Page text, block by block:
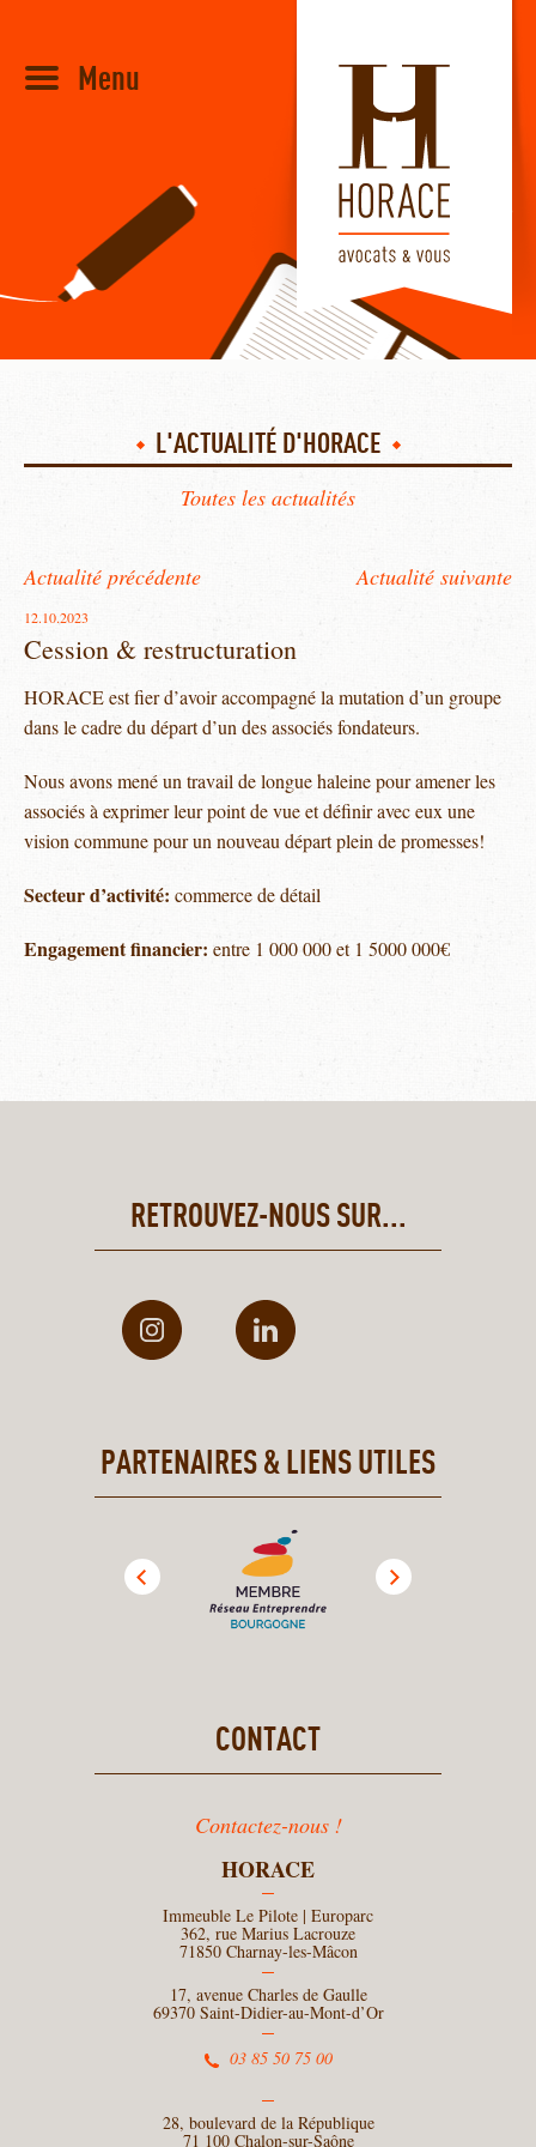
Menu
L'ACTUALITÉ D'HORACE
Toutes les actualités
Actualité précédente Actualité suivante
12.10.2023
Cession & restructuration
HORACE est fier d’avoir accompagné la mutation d’un groupe
dans le cadre du départ d’un des associés fondateurs.
Nous avons mené un travail de longue haleine pour amener les
associés à exprimer leur point de vue et définir avec eux une
vision commune pour un nouveau départ plein de promesses!
Secteur d’activité: commerce de détail
Engagement financier: entre 1 000 000 et 1 5000 000€
RETROUVEZ-NOUS SUR...
PARTENAIRES & LIENS UTILES
CONTACT
Contactez-nous !
HORACE
Immeuble Le Pilote | Europarc
362, rue Marius Lacrouze
71850 Charnay-les-Mâcon
17, avenue Charles de Gaulle
69370 Saint-Didier-au-Mont-d’Or
03 85 50 75 00
28, boulevard de la République
71 100 Chalon-sur-Saône